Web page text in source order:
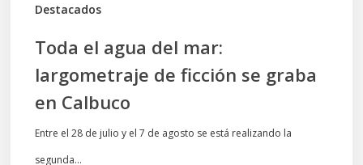
Destacados
Toda el agua del mar:
largometraje de ficción se graba
en Calbuco
Entre el 28 de julio y el 7 de agosto se está realizando la
segunda…